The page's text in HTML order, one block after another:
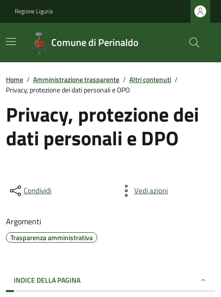
Regione Liguria
Comune di Perinaldo
Home / Amministrazione trasparente / Altri contenuti /
Privacy, protezione dei dati personali e DPO
Privacy, protezione dei
dati personali e DPO
Condividi Vedi azioni
Argomenti
Trasparenza amministrativa
INDICE DELLA PAGINA